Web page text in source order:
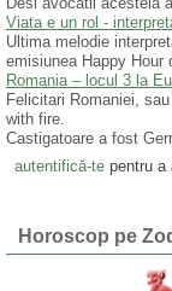
Viata e un rol -
Ultima melodie
emisiunea Happy
Romania – locul 3 la
Felicitari Romaniei,
with fire.
Castigatoare a fost
autentifică-tepentru a
Horoscop pe